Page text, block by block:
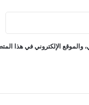
والموقع الإلكتروني في هذا